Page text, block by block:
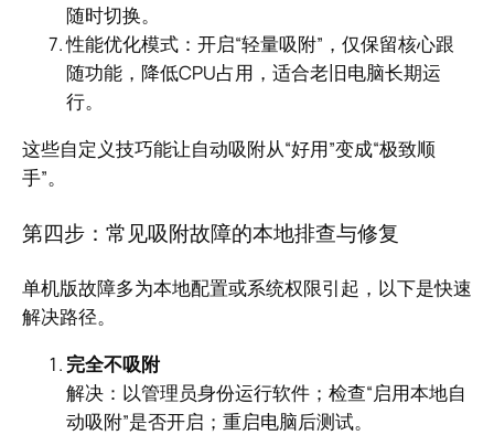
随时切换。
性能优化模式：开启“轻量吸附”，仅保留核心跟
随功能，降低CPU占用，适合老旧电脑长期运
行。
这些自定义技巧能让自动吸附从“好用”变成“极致顺
手”。
第四步：常见吸附故障的本地排查与修复
单机版故障多为本地配置或系统权限引起，以下是快速
解决路径。
完全不吸附
解决：以管理员身份运行软件；检查“启用本地自
动吸附”是否开启；重启电脑后测试。